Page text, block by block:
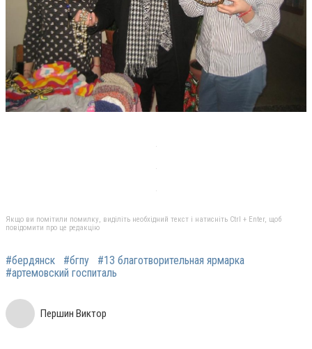
Якщо ви помітили помилку, виділіть необхідний текст і натисніть Ctrl + Enter, щоб
повідомити про це редакцію
#бердянск #бгпу
#13 благотворительная ярмарка
#артемовский госпиталь
Першин Виктор